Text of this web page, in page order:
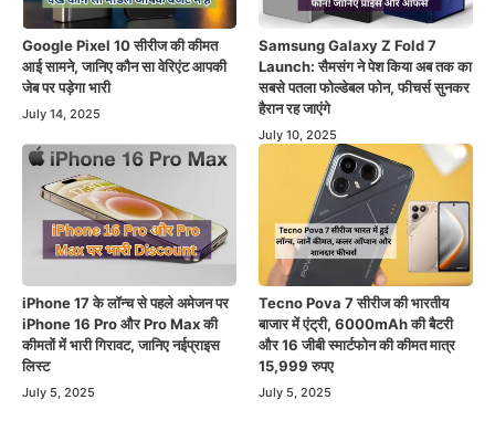
Google Pixel 10 सीरीज की कीमत
आई सामने, जानिए कौन सा वेरिएंट आपकी
जेब पर पड़ेगा भारी
July 14, 2025
Samsung Galaxy Z Fold 7
Launch: सैमसंग ने पेश किया अब तक का
सबसे पतला फोल्डेबल फोन, फीचर्स सुनकर
हैरान रह जाएंगे
July 10, 2025
iPhone 17 के लॉन्च से पहले अमेजन पर
iPhone 16 Pro और Pro Max की
कीमतों में भारी गिरावट, जानिए नईप्राइस
लिस्ट
July 5, 2025
Tecno Pova 7 सीरीज की भारतीय
बाजार में एंट्री, 6000mAh की बैटरी
और 16 जीबी स्मार्टफोन की कीमत मात्र
15,999 रुपए
July 5, 2025